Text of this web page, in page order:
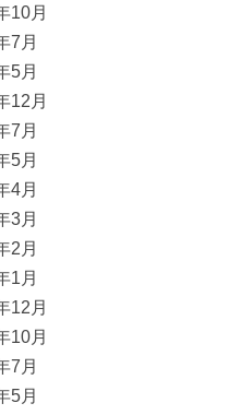
10月
7月
5月
12月
7月
5月
4月
3月
2月
1月
12月
10月
7月
5月